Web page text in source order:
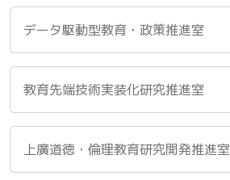
データ駆動型教育・政策推進室
教育先端技術実装化研究推進室
上廣道徳・倫理教育研究開発推進室